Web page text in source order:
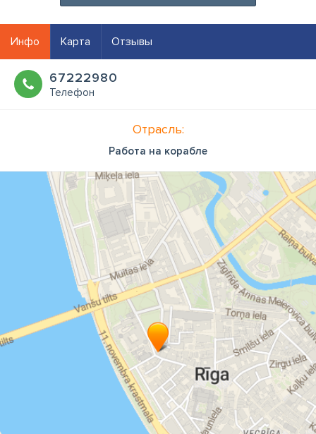
Инфо Карта Отзывы
67222980
Телефон
Отрасль:
Работа на корабле